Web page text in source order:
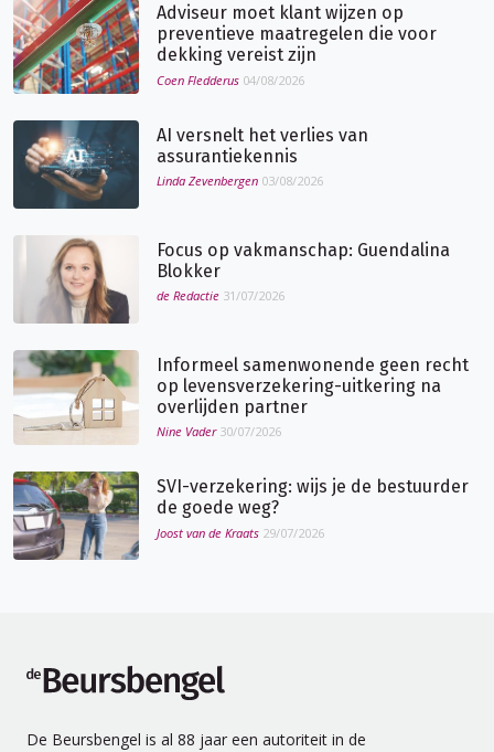
Adviseur moet klant wijzen op
preventieve maatregelen die voor
dekking vereist zijn
Coen Fledderus 04/08/2026
AI versnelt het verlies van
assurantiekennis
Linda Zevenbergen 03/08/2026
Focus op vakmanschap: Guendalina
Blokker
de Redactie 31/07/2026
Informeel samenwonende geen recht
op levensverzekering-uitkering na
overlijden partner
Nine Vader 30/07/2026
SVI-verzekering: wijs je de bestuurder
de goede weg?
Joost van de Kraats 29/07/2026
De Beursbengel is al 88 jaar een autoriteit in de